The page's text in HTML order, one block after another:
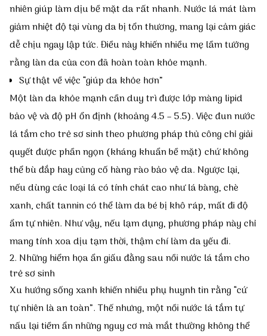
Tạp chí Diệp An Nhi
Nghiên cứu khoa học
Cảm nhận khách hàng
Tin tức
Điểm mua hàng
nhiên giúp làm dịu bề mặt da rất nhanh. Nước lá mát làm
giảm nhiệt độ tại vùng da bị tổn thương, mang lại cảm giác
dễ chịu ngay lập tức. Điều này khiến nhiều mẹ lầm tưởng
rằng làn da của con đã hoàn toàn khỏe mạnh.
Sự thật về việc “giúp da khỏe hơn”
Một làn da khỏe mạnh cần duy trì được lớp màng lipid
bảo vệ và độ pH ổn định (khoảng 4.5 – 5.5). Việc đun nước
lá tắm cho trẻ sơ sinh theo phương pháp thủ công chỉ giải
quyết được phần ngọn (kháng khuẩn bề mặt) chứ không
thể bù đắp hay củng cố hàng rào bảo vệ da. Ngược lại,
nếu dùng các loại lá có tính chát cao như lá bàng, chè
xanh, chất tannin có thể làm da bé bị khô ráp, mất đi độ
ẩm tự nhiên. Như vậy, nếu lạm dụng, phương pháp này chỉ
mang tính xoa dịu tạm thời, thậm chí làm da yếu đi.
2. Những hiểm họa ẩn giấu đằng sau nồi nước lá tắm cho
trẻ sơ sinh
Xu hướng sống xanh khiến nhiều phụ huynh tin rằng “cứ
tự nhiên là an toàn”. Thế nhưng, một nồi nước lá tắm tự
nấu lại tiềm ẩn những nguy cơ mà mắt thường không thể